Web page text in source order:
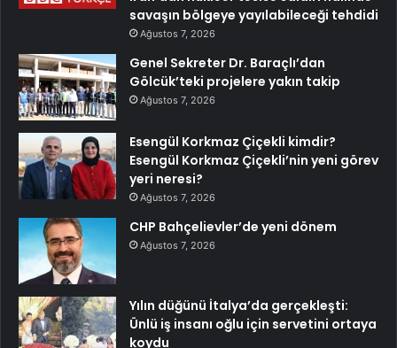
savaşın bölgeye yayılabileceği tehdidi
Ağustos 7, 2026
Genel Sekreter Dr. Baraçlı’dan
Gölcük’teki projelere yakın takip
Ağustos 7, 2026
Esengül Korkmaz Çiçekli kimdir?
Esengül Korkmaz Çiçekli’nin yeni görev
yeri neresi?
Ağustos 7, 2026
CHP Bahçelievler’de yeni dönem
Ağustos 7, 2026
Yılın düğünü İtalya’da gerçekleşti:
Ünlü iş insanı oğlu için servetini ortaya
koydu